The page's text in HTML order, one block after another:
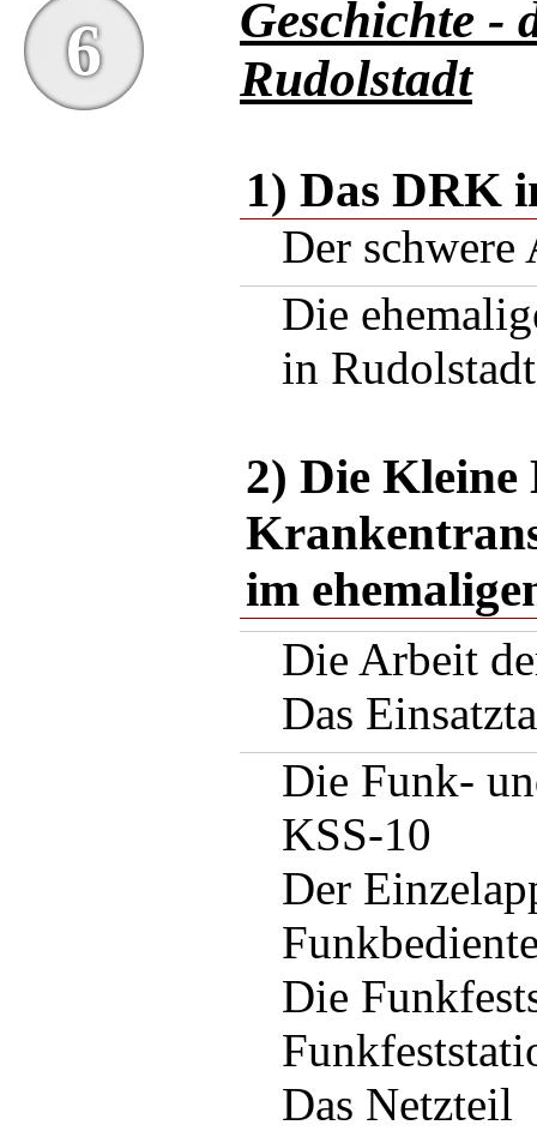
6
Geschichte -
Rudolstadt
1) Das DRK
Der schwere
Die
in
2) Die Kleine
im
Die Arbeit
Das
Die Funk-
KSS-10
Der
Die
Das Netzteil